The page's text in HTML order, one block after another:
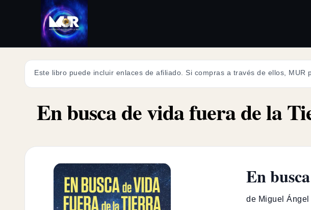
Este libro puede incluir enlaces de afiliado. Si compras a través de ellos,
En busca de vida fuera de la
En
de Miguel Ángel